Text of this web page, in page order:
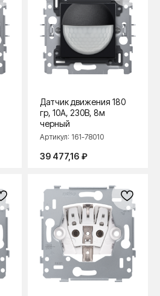
Датчик движения 180
гр, 10А, 230В, 8м
черный
Артикул: 161-78010
39 477,16 ₽